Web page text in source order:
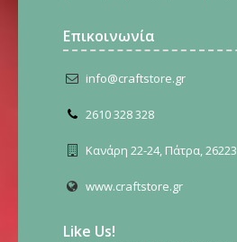
Επικοινωνία
info@craftstore.gr
2610 328 328
Κανάρη 22-24, Πάτρα, 26223
www.craftstore.gr
Like Us!